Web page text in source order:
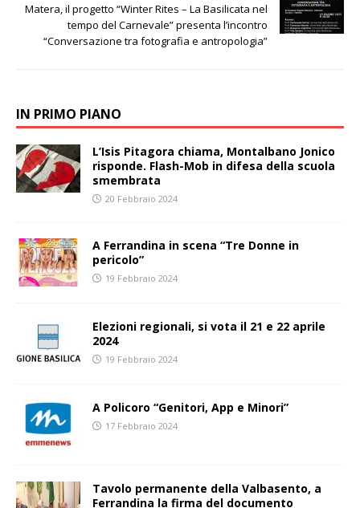
Matera, il progetto “Winter Rites – La Basilicata nel
tempo del Carnevale” presenta l’incontro
“Conversazione tra fotografia e antropologia”
IN PRIMO PIANO
L’Isis Pitagora chiama, Montalbano Jonico
risponde. Flash-Mob in difesa della scuola
smembrata
20 Febbraio 2024
A Ferrandina in scena “Tre Donne in
pericolo”
19 Febbraio 2024
Elezioni regionali, si vota il 21 e 22 aprile
2024
19 Febbraio 2024
A Policoro “Genitori, App e Minori”
17 Febbraio 2024
Tavolo permanente della Valbasento, a
Ferrandina la firma del documento